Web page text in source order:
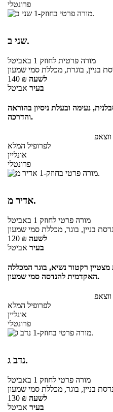
פרונטלי
שני ב.
מורה פרטית לחוזק 1
באביטל
בניין, בוגרת, מכללת סמי שמעון
140 ₪ לשעה
בעיר אביטל
נעימה ובעלת ניסיון בהוראה
והדרכה.
לפרופיל המלא
אונליין
פרונטלי
אדיר מ.
מורה פרטי לחוזק 1
באביטל
בניין, בוגר, מכללת סמי שמעון
120 ₪ לשעה
בעיר אביטל
מצטיין רקטור נשיא, בוגר המכללה
האקדמית להנדסה סמי שמעון.
לפרופיל המלא
אונליין
פרונטלי
נדב ג.
מורה פרטי לחוזק 1
באביטל
בניין, בוגר, מכללת סמי שמעון
130 ₪ לשעה
בעיר אביטל